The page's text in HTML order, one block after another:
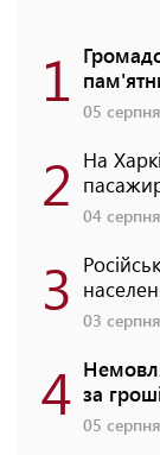
1 05
2 На
04
3 03
4 за
05